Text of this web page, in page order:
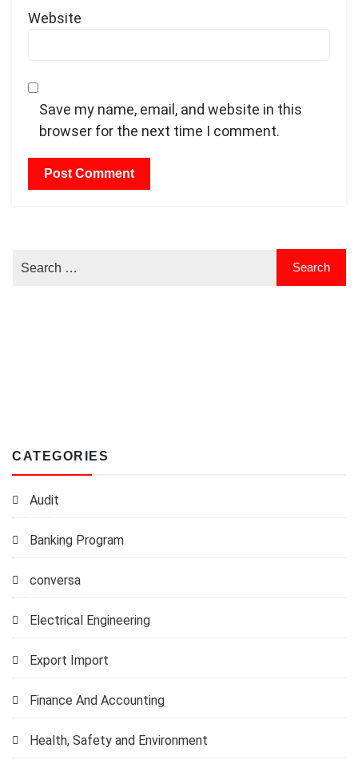
Website
Save my name, email, and website in this
browser for the next time I comment.
CATEGORIES
Audit
Banking Program
conversa
Electrical Engineering
Export Import
Finance And Accounting
Health, Safety and Environment